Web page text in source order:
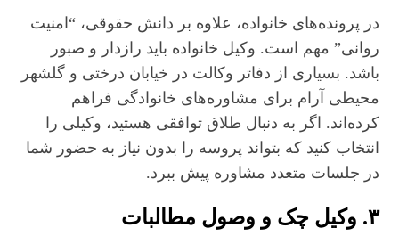
در پرونده‌های خانواده، علاوه بر دانش حقوقی، “امنیت
روانی” مهم است. وکیل خانواده باید رازدار و صبور
باشد. بسیاری از دفاتر وکالت در خیابان درختی و گلشهر
محیطی آرام برای مشاوره‌های خانوادگی فراهم
کرده‌اند. اگر به دنبال طلاق توافقی هستید، وکیلی را
انتخاب کنید که بتواند پروسه را بدون نیاز به حضور شما
در جلسات متعدد مشاوره پیش ببرد.
۳. وکیل چک و وصول مطالبات